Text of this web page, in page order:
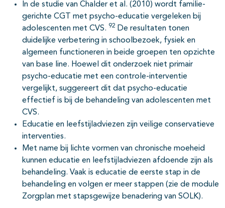
In de studie van Chalder et al. (2010) wordt familie-
gerichte CGT met psycho-educatie vergeleken bij
adolescenten met CVS. 92 De resultaten tonen
duidelijke verbetering in schoolbezoek, fysiek en
algemeen functioneren in beide groepen ten opzichte
van base line. Hoewel dit onderzoek niet primair
psycho-educatie met een controle-interventie
vergelijkt, suggereert dit dat psycho-educatie
effectief is bij de behandeling van adolescenten met
CVS.
Educatie en leefstijladviezen zijn veilige conservatieve
interventies.
Met name bij lichte vormen van chronische moeheid
kunnen educatie en leefstijladviezen afdoende zijn als
behandeling. Vaak is educatie de eerste stap in de
behandeling en volgen er meer stappen (zie de module
Zorgplan met stapsgewijze benadering van SOLK).